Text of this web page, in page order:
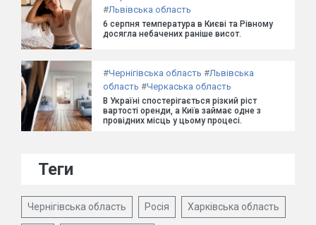
#Львівська область
6 серпня температура в Києві та Рівному
досягла небачених раніше висот.
#Чернігівська область #Львівська
область #Черкаська область
В Україні спостерігається різкий ріст
вартості оренди, а Київ займає одне з
провідних місць у цьому процесі.
Теги
Чернігівська область Росія Харківська область